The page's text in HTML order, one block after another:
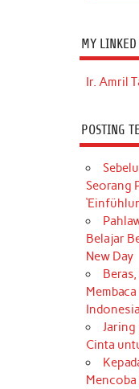
MY
Ir. Amril
POSTING
Seorang
Belajar
New Day
Indonesia
Jaring
Cinta
Mencoba